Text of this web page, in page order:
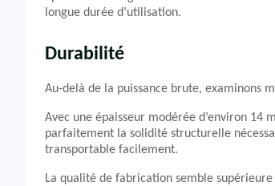
longue durée d’utilisation.
Durabilité
Au-delà de la puissance brute, examinons
Avec une épaisseur modérée d’environ
parfaitement la solidité structurelle
transportable facilement.
La qualité de fabrication semble